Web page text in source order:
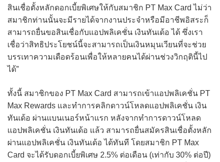
สินเชื่อตั้งหลักดอกเบี้ยพิเศษให้กับสมาชิก PT Max Card ไม่ว่า
สมาชิกท่านนั้นจะมีรายได้จากงานประจำหรือมีอาชีพอิสระก็
สามารถยื่นขอสินเชื่อกับแอปพลิเคชั่น เงินทันเด้อ ได้ ซึ่งเรา
เชื่อว่าสิทธิประโยชน์นี้จะสามารถเป็นเงินหมุนเวียนที่จะช่วย
บรรเทาความเดือดร้อนเพื่อให้หลายคนได้ผ่านช่วงวิกฤตินี้ไป
ได้”
ทั้งนี้ สมาชิกของ PT Max Card สามารถเข้าแอปพลิเคชั่น PT
Max Rewards และทำการคลิกดาวน์โหลดแอปพลิเคชั่น เงิน
ทันเด้อ ผ่านแบนเนอร์หน้าแรก หลังจากทำการดาวน์โหลด
แอปพลิเคชั่น เงินทันเด้อ แล้ว สามารถยื่นสมัครสินเชื่อตั้งหลัก
ผ่านแอปพลิเคชั่น เงินทันเด้อ ได้ทันที โดยสมาชิก PT Max
Card จะได้รับดอกเบี้ยพิเศษ 2.5% ต่อเดือน (เท่ากับ 30% ต่อปี)